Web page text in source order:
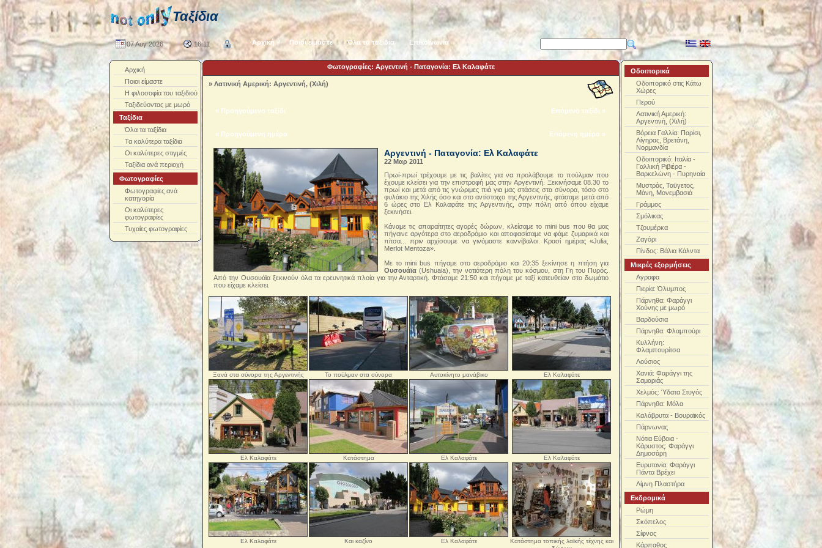
Ταξίδια
07 Αυγ 2026 16:11 Αρχική Ποιοι είμαστε Όλα τα ταξίδια Επικοινωνία
Αρχική
Ποιοι είμαστε
Η φιλοσοφία του ταξιδιού
Ταξιδεύοντας με μωρό
Ταξίδια
Όλα τα ταξίδια
Τα καλύτερα ταξίδια
Οι καλύτερες στιγμές
Ταξίδια ανά περιοχή
Φωτογραφίες
Φωτογραφίες ανά
κατηγορία
Οι καλύτερες
φωτογραφίες
Τυχαίες φωτογραφίες
Φωτογραφίες: Αργεντινή - Παταγονία: Ελ Καλαφάτε
» Λατινική Αμερική: Αργεντινή, (Χιλή)
« Προηγούμενο ταξίδι Επόμενο ταξίδι »
« Προηγούμενη ημέρα Επόμενη ημέρα »
Αργεντινή - Παταγονία: Ελ Καλαφάτε
22 Μαρ 2011
Πρωί-πρωί τρέχουμε με τις βαλίτες για να προλάβουμε το πούλμαν που
έχουμε κλείσει για την επιστροφή μας στην Αργεντινή. Ξεκινήσαμε 08.30 το
πρωί και μετά από τις γνώριμες πιά για μας στάσεις στα σύνορα, τόσο στο
φυλάκιο της Χιλής όσο και στο αντίστοιχο της Αργεντινής, φτάσαμε μετά από
6 ώρες στο Ελ Καλαφάτε της Αργεντινής, στην πόλη από όπου είχαμε
ξεκινήσει.
Kάναμε τις απαραίτητες αγορές δώρων, κλείσαμε το mini bus που θα μας
πήγαινε αργότερα στο αεροδρόμιο και αποφασίσαμε να φάμε ζυμαρικά και
πίτσα... πριν αρχίσουμε να γινόμαστε καννίβαλοι. Κρασί ημέρας «Julia,
Merlot Mentoza».
Με το mini bus πήγαμε στο αεροδρόμιο και 20:35 ξεκίνησε η πτήση για
Ουσουάϊα(Ushuaia), την νοτιότερη πόλη του κόσμου, στη Γη του Πυρός.
Από την Ουσουάϊα ξεκινούν όλα τα ερευνητικά πλοία για την Ανταρτική. Φτάσαμε 21:50 και πήγαμε με ταξί κατευθείαν στο δωμάτιο
που είχαμε κλείσει.
Ξανά στα σύνορα της Αργεντινής Το πούλμαν στα σύνορα Αυτοκίνητο μανάβικο Ελ Καλαφάτε
Ελ Καλαφάτε Κατάστημα Ελ Καλαφάτε Ελ Καλαφάτε
Ελ Καλαφάτε Και καζίνο Ελ Καλαφάτε
Κατάστημα τοπικής λαϊκής τέχνης και
Οδοιπορικά
Οδοιπορικό στις Κάτω
Χώρες
Περού
Λατινική Αμερική:
Αργεντινή, (Χιλή)
Βόρεια Γαλλία: Παρίσι,
Λίγηρας, Βρετάνη,
Νορμανδία
Οδοιπορικό: Ιταλία -
Γαλλική Ριβιέρα -
Βαρκελώνη - Πυρηναία
Μυστράς, Ταϋγετος,
Μάνη, Μονεμβασιά
Γράμμος
Σμόλικας
Τζουμέρκα
Ζαγόρι
Πίνδος: Βάλια Κάλντα
Μικρές εξορμήσεις
Αγραφα
Πιερία: Όλυμπος
Πάρνηθα: Φαράγγι
Χούνης με μωρό
Βαρδούσια
Πάρνηθα: Φλαμπούρι
Κυλλήνη:
Φλαμπουρίτσα
Λούσιος
Χανιά: Φαράγγι της
Σαμαριάς
Χελμός: Ύδατα Στυγός
Πάρνηθα: Μόλα
Καλάβρυτα - Βουραϊκός
Πάρνωνας
Νότια Εύβοια -
Κάρυστος: Φαράγγι
Δημοσάρη
Ευρυτανία: Φαράγγι
Πάντα Βρέχει
Λίμνη Πλαστήρα
Εκδρομικά
Ρώμη
Σκόπελος
Σίφνος
Κάρπαθος